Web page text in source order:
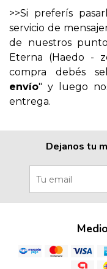
>>Si preferís
servicio de
de nuestros
Eterna (Haedo -
compra debés
envío" y luego
entrega.
Dejanos tu